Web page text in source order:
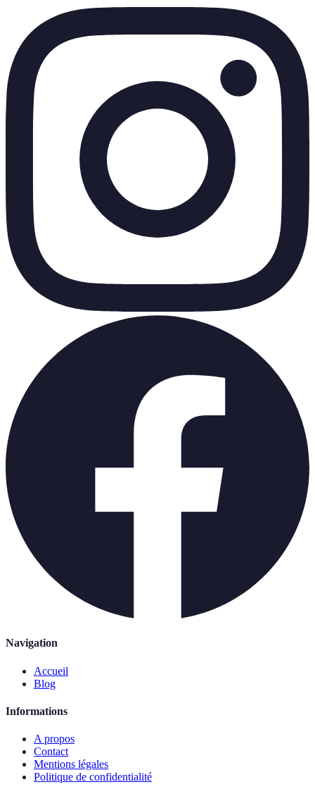
Navigation
Accueil
Blog
Informations
A propos
Contact
Mentions légales
Politique de confidentialité